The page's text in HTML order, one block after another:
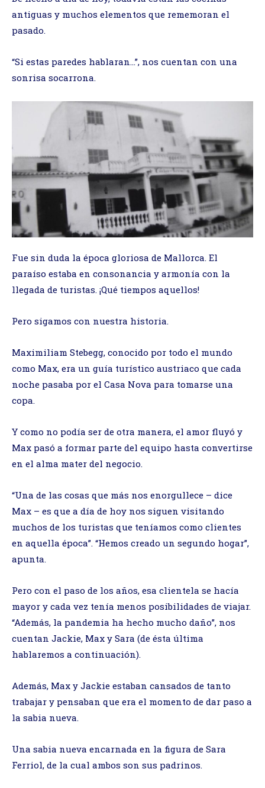
antiguas y muchos elementos que rememoran el
pasado.
“Si estas paredes hablaran…”, nos cuentan con una
sonrisa socarrona.
Fue sin duda la época gloriosa de Mallorca. El
paraíso estaba en consonancia y armonía con la
llegada de turistas. ¡Qué tiempos aquellos!
Pero sigamos con nuestra historia.
Maximiliam Stebegg, conocido por todo el mundo
como Max, era un guía turístico austriaco que cada
noche pasaba por el Casa Nova para tomarse una
copa.
Y como no podía ser de otra manera, el amor fluyó y
Max pasó a formar parte del equipo hasta convertirse
en el alma mater del negocio.
“Una de las cosas que más nos enorgullece – dice
Max – es que a día de hoy nos siguen visitando
muchos de los turistas que teníamos como clientes
en aquella época”. “Hemos creado un segundo hogar”,
apunta.
Pero con el paso de los años, esa clientela se hacía
mayor y cada vez tenía menos posibilidades de viajar.
“Además, la pandemia ha hecho mucho daño”, nos
cuentan Jackie, Max y Sara (de ésta última
hablaremos a continuación).
Además, Max y Jackie estaban cansados de tanto
trabajar y pensaban que era el momento de dar paso a
la sabia nueva.
Una sabia nueva encarnada en la figura de Sara
Ferriol, de la cual ambos son sus padrinos.